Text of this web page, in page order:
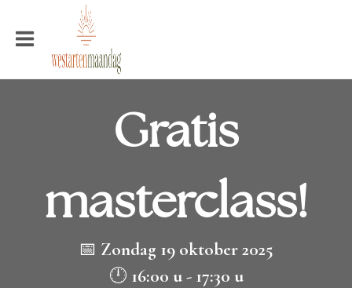
Gratis
masterclass!
📅 Zondag 19 oktober 2025
🕛 16:00 u - 17:30 u